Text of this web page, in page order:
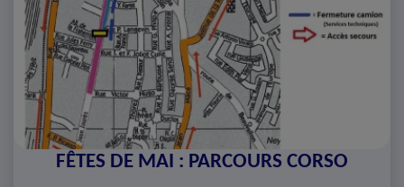
FÊTES DE MAI : PARCOURS CORSO